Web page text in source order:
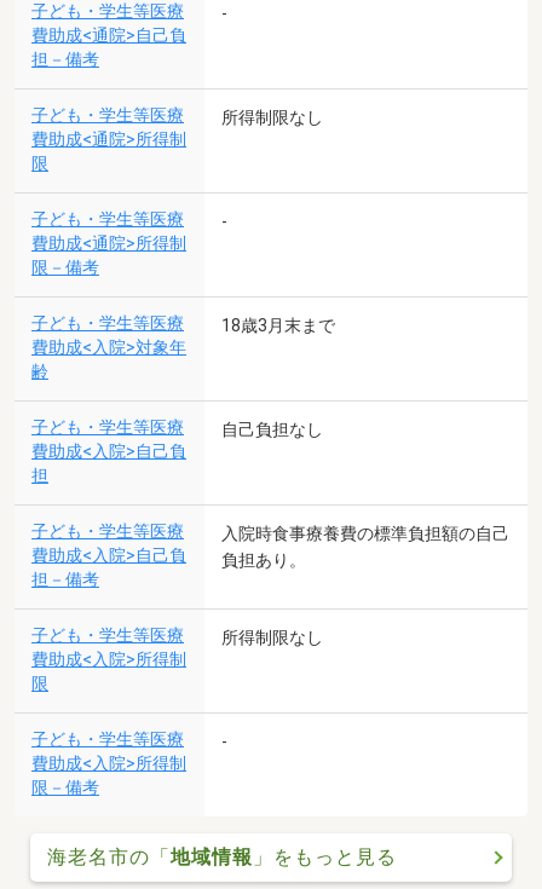
子ども・学生等医療
費助成<通院>自己負
担－備考
-
子ども・学生等医療
費助成<通院>所得制
限
所得制限なし
子ども・学生等医療
費助成<通院>所得制
限－備考
-
子ども・学生等医療
費助成<入院>対象年
齢
18歳3月末まで
子ども・学生等医療
費助成<入院>自己負
担
自己負担なし
子ども・学生等医療
費助成<入院>自己負
担－備考
入院時食事療養費の標準負担額の自己
負担あり。
子ども・学生等医療
費助成<入院>所得制
限
所得制限なし
子ども・学生等医療
費助成<入院>所得制
限－備考
-
海老名市の「地域情報 」をもっと見る